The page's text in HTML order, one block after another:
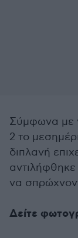
Σύμφωνα με
2 το
διπλανή
να
Δείτε